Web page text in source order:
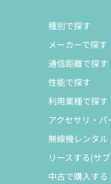
種別で探す
メーカーで探す
通信距離で探す
性能で探す
利用業種で探す
アクセサリ・パ
無線機レンタル
リースする(サ
中古で購入する